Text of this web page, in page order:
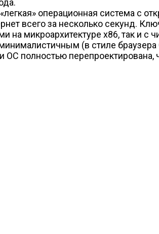
операционная система
всего за несколько секунд.
на микроархитектуре x86, так и
(в стиле
ОС полностью